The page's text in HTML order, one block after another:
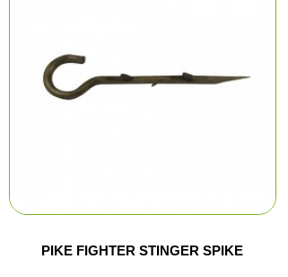
PIKE FIGHTER STINGER SPIKE